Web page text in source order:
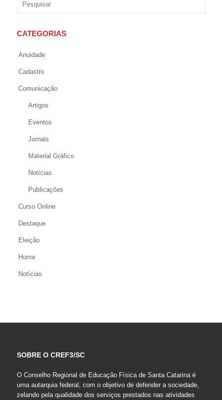
CATEGORIAS
Anuidade
Cadastro
Comunicação
Artigos
Eventos
Jornais
Material Gráfico
Notícias
Publicações
Curso Online
Destaque
Eleição
Home
Notícias
SOBRE O CREF3/SC
O Conselho Regional de Educação Física de Santa Catarina é
uma autarquia federal, com o objetivo de defender a sociedade,
zelando pela qualidade dos serviços prestados nas atividades